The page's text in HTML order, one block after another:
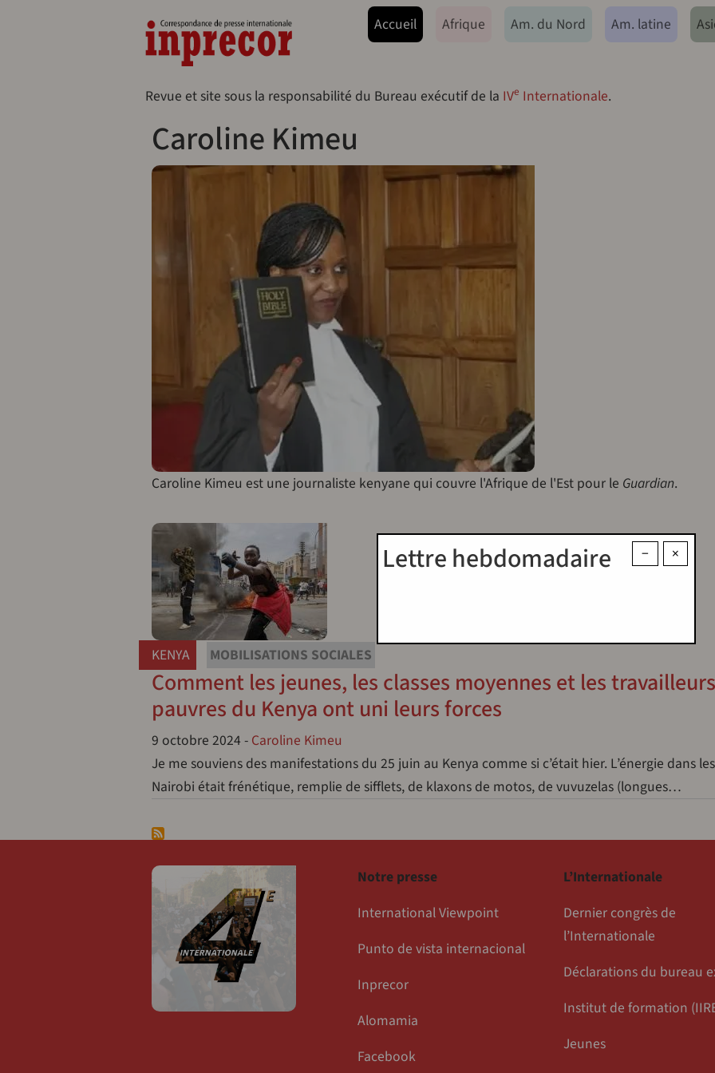
Navegação principal
Accueil Afrique Am. du Nord Am. latine
Revue et site sous la responsabilité du Bureau exécutif de la IVe Internationale.
Caroline Kimeu
Caroline Kimeu est une journaliste kenyane qui couvre l'Afrique de l'Est pour le Guardian.
KENYA MOBILISATIONS SOCIALES
Comment les jeunes, les classes moyennes et les travailleurs
pauvres du Kenya ont uni leurs forces
9 octobre 2024- Caroline Kimeu
Je me souviens des manifestations du 25 juin au Kenya comme si c’était hier. L’énergie dans
Nairobi était frénétique, remplie de sifflets, de klaxons de motos, de vuvuzelas (longues…
×
−
Lettre hebdomadaire
Notre presse
International Viewpoint
Punto de vista internacional
Inprecor
Alomamia
Facebook
L’Internationale
Dernier congrès de
l’Internationale
Déclarations du bureau
Institut de formation
Jeunes